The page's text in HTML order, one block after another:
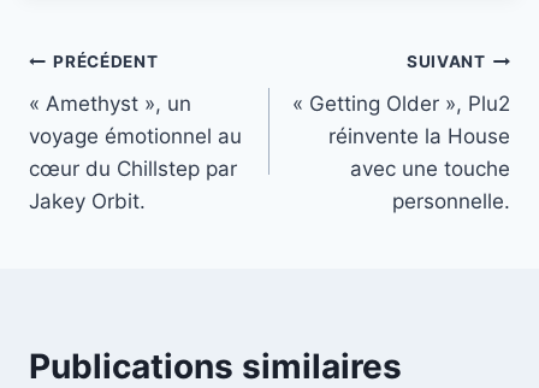
Navigation
de
l’article
PRÉCÉDENT
« Amethyst », un
voyage émotionnel au
cœur du Chillstep par
Jakey Orbit.
SUIVANT
« Getting Older », Plu2
réinvente la House
avec une touche
personnelle.
Publications similaires